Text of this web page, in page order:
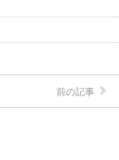
前の記事